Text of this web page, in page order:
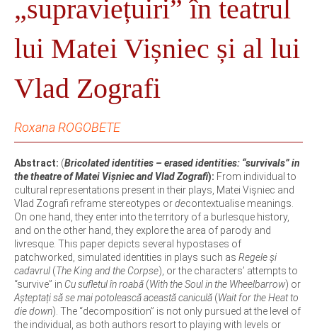
„supraviețuiri” în teatrul
lui Matei Vișniec și al lui
Vlad Zografi
Roxana ROGOBETE
Abstract: (Bricolated identities – erased identities: “survivals” in
the theatre of Matei Vișniec and Vlad Zografi): From individual to
cultural representations present in their plays, Matei Vișniec and
Vlad Zografi reframe stereotypes ordecontextualise meanings.
On one hand, they enter into the territory of a burlesque history,
and on the other hand, they explore the area of parody and
livresque. This paper depicts several hypostases of
patchworked, simulated identities in plays such as Regele și
cadavrul (The King and the Corpse), or the characters’ attempts to
“survive” in Cu sufletul în roabă (With the Soul in the Wheelbarrow) or
Așteptați să se mai potolească această caniculă (Wait for the Heat to
die down). The “decomposition” is not only pursued at the level of
the individual, as both authors resort to playing with levels or